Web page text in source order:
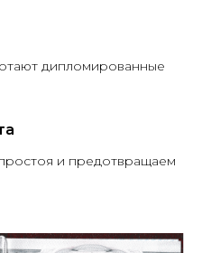
дипломированные
и предотвращаем